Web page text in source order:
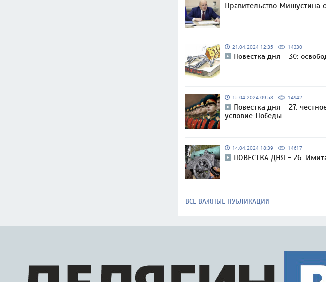
Правительство Мишустина
21.04.2024 12:35 14330
Повестка дня - 30:
15.04.2024 09:58 14942
Повестка дня - 27:
условие Победы
14.04.2024 18:39 14617
ПОВЕСТКА ДНЯ - 26.
ВСЕ ВАЖНЫЕ ПУБЛИКАЦИИ